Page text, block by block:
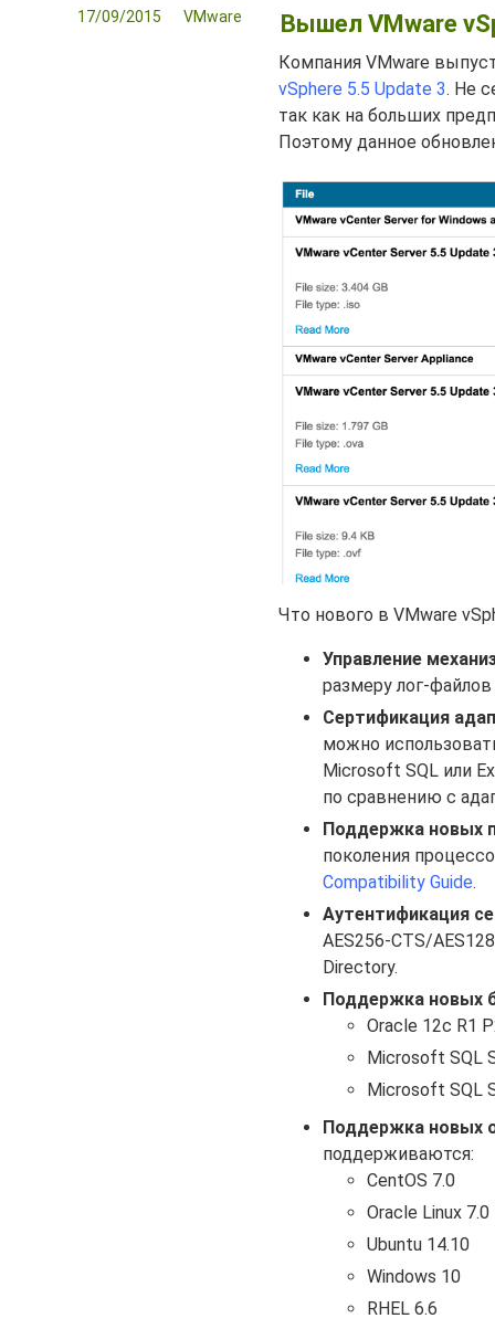
17/09/2015 VMware Вышел VMware
Компания VMware
vSphere 5.5 Update 3. Не
так как на больших
Поэтому данное
Что нового в VMware
Управление
размеру лог-
Сертификация
можно
Microsoft SQL или
по сравнению с
Поддержка новых
поколения
Compatibility Guide.
Аутентификация
AES256-CTS/
Directory.
Поддержка новых
Oracle 12c R1
Microsoft SQL
Microsoft SQL
Поддержка новых
поддерживаются:
CentOS 7.0
Oracle Linux 7.0
Ubuntu 14.10
Windows 10
RHEL 6.6